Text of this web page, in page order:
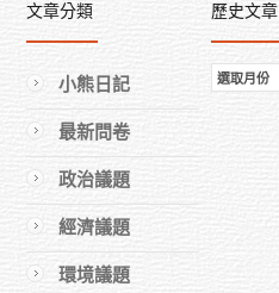
文章分類
小熊日記
最新問卷
政治議題
經濟議題
環境議題
歷史文章
歷